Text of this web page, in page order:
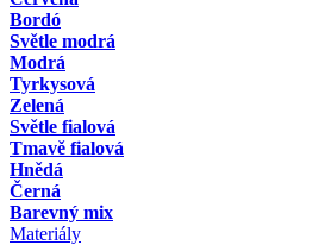
Bordó
Světle modrá
Modrá
Tyrkysová
Zelená
Světle fialová
Tmavě fialová
Hnědá
Černá
Barevný mix
Materiály